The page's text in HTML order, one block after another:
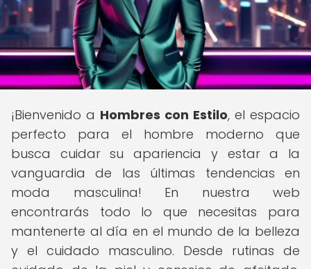
¡Bienvenido a Hombres con Estilo, el espacio
perfecto para el hombre moderno que
busca cuidar su apariencia y estar a la
vanguardia de las últimas tendencias en
moda masculina! En nuestra web
encontrarás todo lo que necesitas para
mantenerte al día en el mundo de la belleza
y el cuidado masculino. Desde rutinas de